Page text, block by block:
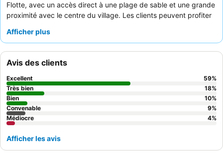
Flotte, avec un accès direct à une plage de sable et une grande
proximité avec le centre du village. Les clients peuvent profiter
et d'une piscine d'eau salée, ou se détendre dans la paisible
professionnel est constamment salué, et le
déjeunerainsi que le
avant pour leur qualité et leurs plats inventifs. Pour un séjour
véritablement luxueux, pensez à réserver une suite avec
vue
sur la mer
Afficher plus
Avis des clients
Excellent 59%
Très bien
18%
Bien
10%
Convenable
9%
Médiocre
4%
Afficher les avis